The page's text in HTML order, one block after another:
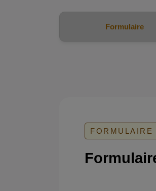
Formulaire
FORMULAIRE